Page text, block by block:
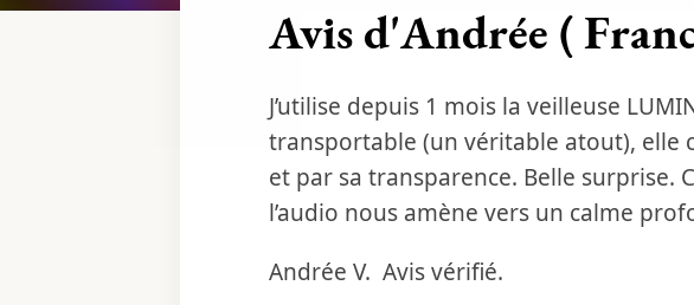
Avis d'Andrée (
J’utilise depuis 1 mois la veilleuse
transportable (un véritable atout), elle
et par sa transparence. Belle surprise.
l’audio nous amène vers un calme
Andrée V. Avis vérifié.